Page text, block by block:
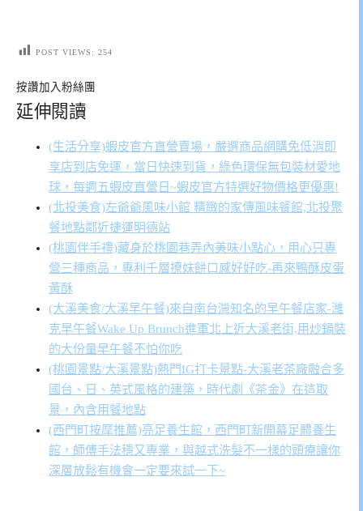
POST VIEWS: 254
按讚加入粉絲團
延伸閱讀
(生活分享)蝦皮官方直營賣場，嚴選商品網購免低消即
享店到店免運，當日快速到貨，綠色環保無包裝材愛地
球，每週五蝦皮直營日~蝦皮官方特選好物價格更優惠!
(北投美食)左爺爺風味小館 精緻的家傳風味餐館,北投聚
餐地點鄰近捷運明德站
(桃園伴手禮)藏身於桃園巷弄內美味小點心，用心只專
營三種商品，專利千層撩妹餅口感好好吃-再來鴨酥皮蛋
黃酥
(大溪美食/大溪早午餐)來自南台灣知名的早午餐店家-濰
克早午餐Wake Up Brunch進軍北上近大溪老街,用炒鍋裝
的大份量早午餐不怕你吃
(桃園景點/大溪景點)熱門IG打卡景點-大溪老茶廠融合多
國台、日、英式風格的建築，時代劇《茶金》在這取
景，內含用餐地點
(西門町按摩推薦)亮足養生館，西門町新開幕足體養生
館，師傅手法穩又專業，與越式洗髮不一樣的頭療讓你
深層放鬆有機會一定要來試一下~